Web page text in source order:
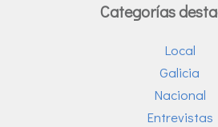
Categorías
Local
Galicia
Nacional
Entrevistas